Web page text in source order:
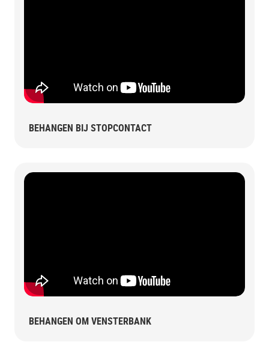
BEHANGEN BIJ STOPCONTACT
BEHANGEN OM VENSTERBANK